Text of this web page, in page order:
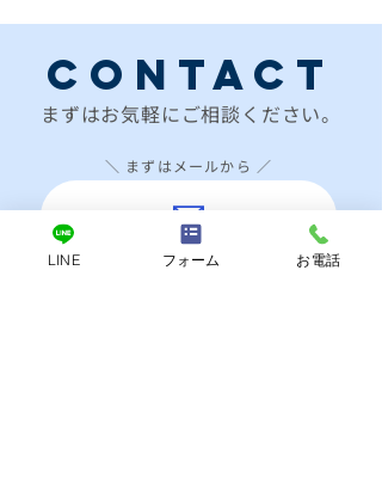
CONTACT
​まずはお気軽にご相談ください。
＼ まずはメールから ／
メールでのお問い合わせ
LINE フォーム お電話